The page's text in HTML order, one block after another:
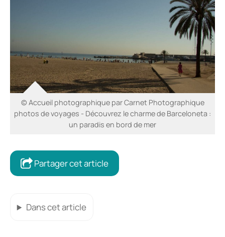
© Accueil photographique par Carnet Photographique
photos de voyages - Découvrez le charme de Barceloneta :
un paradis en bord de mer
Partager cet article
Dans cet article